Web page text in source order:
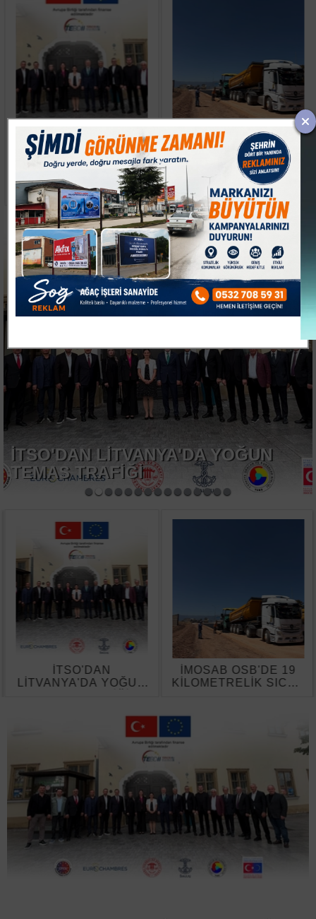
İTSO'DAN
LİTVANYA'DA YOĞUN
TEMAS TRAFİĞİ
İMOSAB OSB'DE 19
KİLOMETRELİK SICAK
ASFALT ÇALIŞMASI
BAŞLADI
İTSO'DAN LİTVANYA'DA YOĞUN
TEMAS TRAFİĞİ
İTSO'DAN
LİTVANYA'DA YOĞUN
İMOSAB OSB'DE 19
KİLOMETRELİK SICAK